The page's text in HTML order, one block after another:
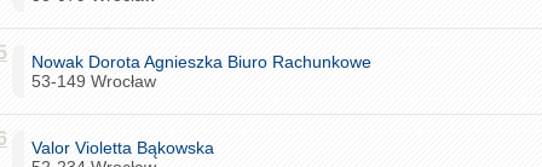
Nowak Dorota Agnieszka Biuro Rachunkowe
53-149 Wrocław
Valor Violetta Bąkowska